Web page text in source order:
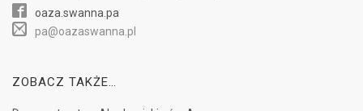
oaza.swanna.pa
pa@oazaswanna.pl
ZOBACZ TAKŻE…